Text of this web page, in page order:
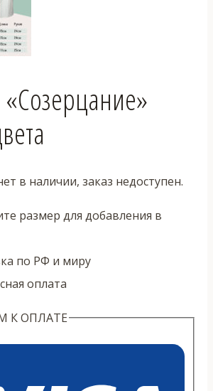
в наличии, заказ недоступен.
размер для добавления в
по РФ и миру
оплата
К ОПЛАТЕ